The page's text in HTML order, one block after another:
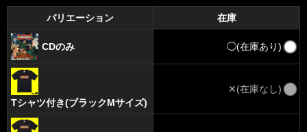
バリエーション 在庫
CDのみ ◯(在庫あり)
Tシャツ付き(ブラックMサイズ)
✕(在庫なし)